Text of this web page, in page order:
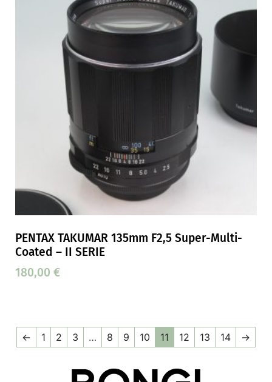
PENTAX TAKUMAR 135mm F2,5 Super-Multi-
Coated – II SERIE
180,00 €
← 1 2 3 … 8 9 10 11 12 13 14 →